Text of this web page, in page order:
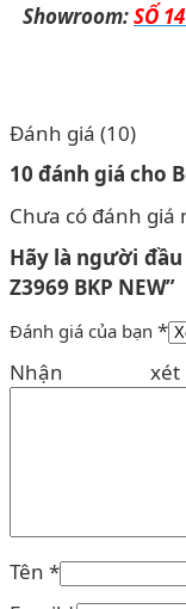
Showroom:SỐ
Đánh giá (10)
10 đánh giá cho
Chưa có đánh giá
Hãy là người đầu
Z3969 BKP NEW”
Đánh giá của bạn *
Nhận
Tên *